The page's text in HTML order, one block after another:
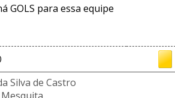
GOLS para essa equipe
Silva de Castro